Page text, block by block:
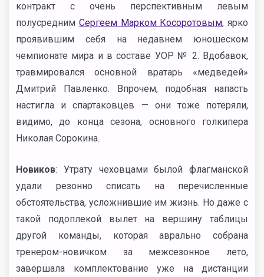
контракт с очень перспективным левым
полусредним Сергеем Марком Косоротовым, ярко
проявившим себя на недавнем юношеском
чемпионате мира и в составе УОР № 2. Вдобавок,
травмировался основной вратарь «медведей»
Дмитрий Павленко. Впрочем, подобная напасть
настигла и спартаковцев — они тоже потеряли,
видимо, до конца сезона, основного голкипера
Николая Сорокина.
Новиков: Утрату чеховцами былой флагманской
удали резонно списать на перечисленные
обстоятельства, усложнившие им жизнь. Но даже с
такой подоплекой вылет на вершину таблицы
другой команды, которая аврально собрана
тренером-новичком за межсезонное лето,
завершала комплектование уже на дистанции